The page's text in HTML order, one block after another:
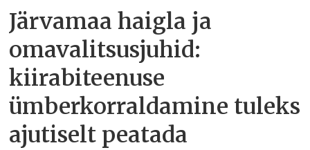
Järvamaa haigla ja
omavalitsusjuhid:
kiirabiteenuse
ümberkorraldamine tuleks
ajutiselt peatada